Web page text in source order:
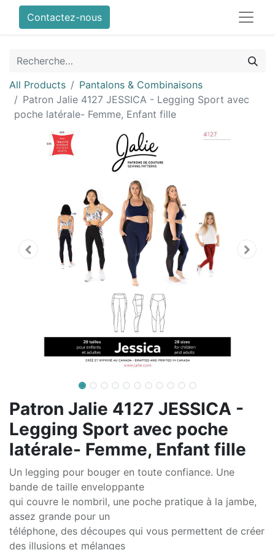
Contactez-nous
All Products
Pantalons & Combinaisons
Patron Jalie 4127 JESSICA - Legging Sport avec
poche latérale- Femme, Enfant fille
Patron Jalie 4127 JESSICA -
Legging Sport avec poche
latérale- Femme, Enfant fille
Un legging pour bouger en toute confiance. Une
bande de taille enveloppante
qui couvre le nombril, une poche pratique à la jambe,
assez grande pour un
téléphone, des découpes qui vous permettent de créer
des illusions et mélanges